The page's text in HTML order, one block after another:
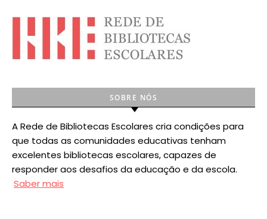
SOBRE NÓS
A Rede de Bibliotecas Escolares cria condições para
que todas as comunidades educativas tenham
excelentes bibliotecas escolares, capazes de
responder aos desafios da educação e da escola.
Saber mais